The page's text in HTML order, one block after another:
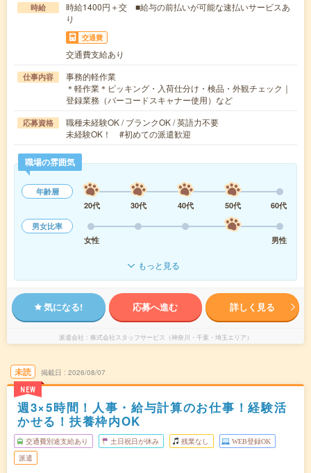
時給
時給1400円＋交 ■給与の前払いが可能な速払いサービスあ
り
交通費
交通費支給あり
仕事内容
事務的軽作業
＊軽作業＊ピッキング・入荷仕分け・検品・外観チェック｜
登録業務（バーコードスキャナー使用）など
応募資格
職種未経験OK / ブランクOK / 英語力不要
未経験OK！ #初めての派遣歓迎
職場の雰囲気
年齢層
20代
30代 40代 50代
60代
男女比率
女性
男性
もっと見る
気になる! 応募へ進む 詳しく見る
派遣会社 株式会社スタッフサービス（神奈川・千葉・埼玉エリア）
未読
NEW
掲載日 2026/08/07
週3×5時間！人事・給与計算のお仕事！経験活
かせる！扶養枠内OK
交通費別途支給あり 土日祝日が休み 残業なし WEB登録OK
派遣